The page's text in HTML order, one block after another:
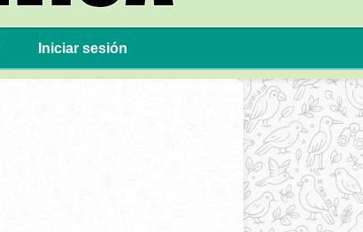
Iniciar sesión